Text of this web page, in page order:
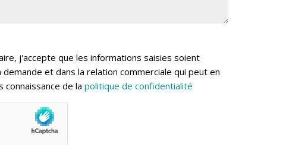
j'accepte que les informations saisies soient
et dans la relation commerciale qui peut en
connaissance de lapolitique de confidentialité